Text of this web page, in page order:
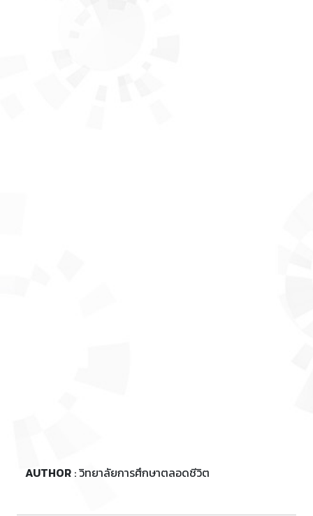
AUTHOR : วิทยาลัยการศึกษาตลอดชีวิต